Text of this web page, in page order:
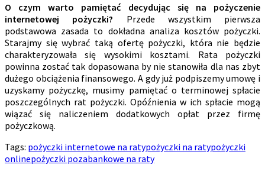
O czym warto pamiętać decydując się na pożyczenie
internetowej pożyczki? Przede wszystkim pierwsza
podstawowa zasada to dokładna analiza kosztów pożyczki.
Starajmy się wybrać taką ofertę pożyczki, która nie będzie
charakteryzowała się wysokimi kosztami. Rata pożyczki
powinna zostać tak dopasowana by nie stanowiła dla nas zbyt
dużego obciążenia finansowego. A gdy już podpiszemy umowę i
uzyskamy pożyczkę, musimy pamiętać o terminowej spłacie
poszczególnych rat pożyczki. Opóźnienia w ich spłacie mogą
wiązać się naliczeniem dodatkowych opłat przez firmę
pożyczkową.
Tags: pożyczki internetowe na ratypożyczki na ratypożyczki
onlinepożyczki pozabankowe na raty